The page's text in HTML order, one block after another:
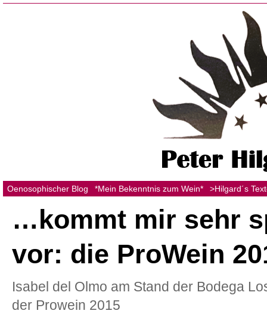
Oenosophischer Blog *Mein Bekenntnis zum Wein* >Hilgard´s
…kommt mir sehr
vor: die ProWein
Isabel del Olmo am Stand der Bodega
der Prowein 2015